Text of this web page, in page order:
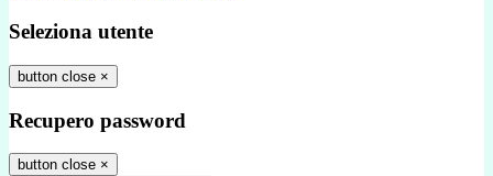
Seleziona utente
button close ×
Recupero password
button close ×